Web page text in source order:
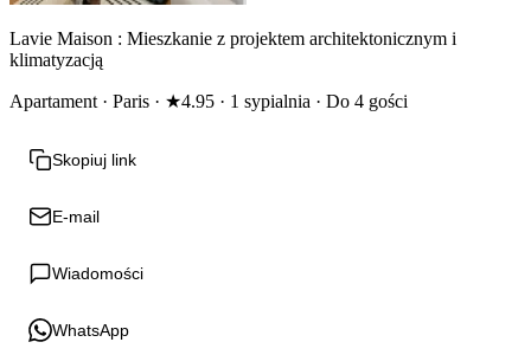
Lavie Maison : Mieszkanie z projektem architektonicznym i
klimatyzacją
Apartament · Paris · ★4.95 · 1 sypialnia · Do 4 gości
Skopiuj link
E-mail
Wiadomości
WhatsApp